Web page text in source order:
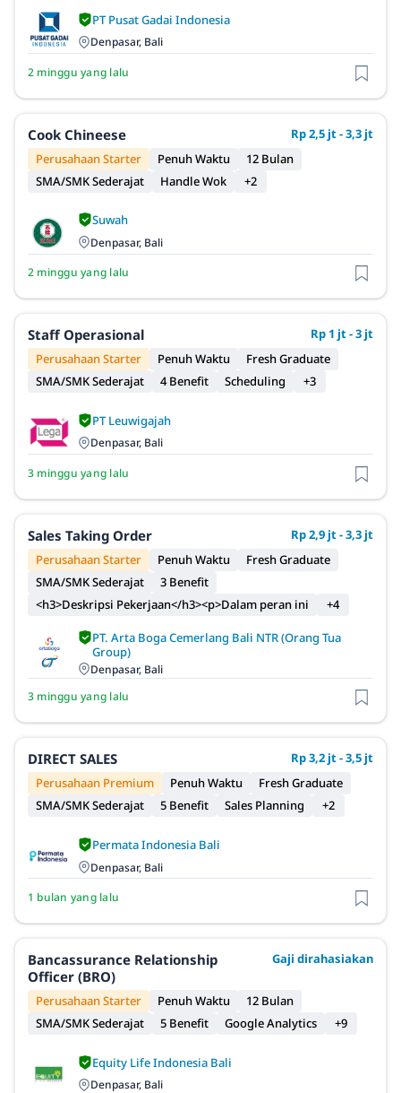
PT Pusat Gadai Indonesia
Denpasar, Bali
2 minggu yang lalu
Cook Chineese
Rp 2,5 jt - 3,3 jt
Perusahaan Starter
Penuh Waktu
12 Bulan
SMA/SMK Sederajat
Handle Wok +2
Suwah
Denpasar, Bali
2 minggu yang lalu
Staff Operasional
Rp 1 jt - 3 jt
Perusahaan Starter
Penuh Waktu
Fresh Graduate
SMA/SMK Sederajat
4 Benefit Scheduling +3
PT Leuwigajah
Denpasar, Bali
3 minggu yang lalu
Sales Taking Order
Rp 2,9 jt - 3,3 jt
Perusahaan Starter
Penuh Waktu
Fresh Graduate
SMA/SMK Sederajat
3 Benefit
<h3>Deskripsi Pekerjaan</h3><p>Dalam peran ini
+4
PT. Arta Boga Cemerlang Bali NTR (Orang Tua
Group)
Denpasar, Bali
3 minggu yang lalu
DIRECT SALES
Rp 3,2 jt - 3,5 jt
Perusahaan Premium
Penuh Waktu
Fresh Graduate
SMA/SMK Sederajat
5 Benefit Sales Planning +2
Permata Indonesia Bali
Denpasar, Bali
1 bulan yang lalu
Bancassurance Relationship
Officer (BRO)
Gaji dirahasiakan
Perusahaan Starter Penuh Waktu
12 Bulan
SMA/SMK Sederajat
5 Benefit Google Analytics +9
Equity Life Indonesia Bali
Denpasar, Bali